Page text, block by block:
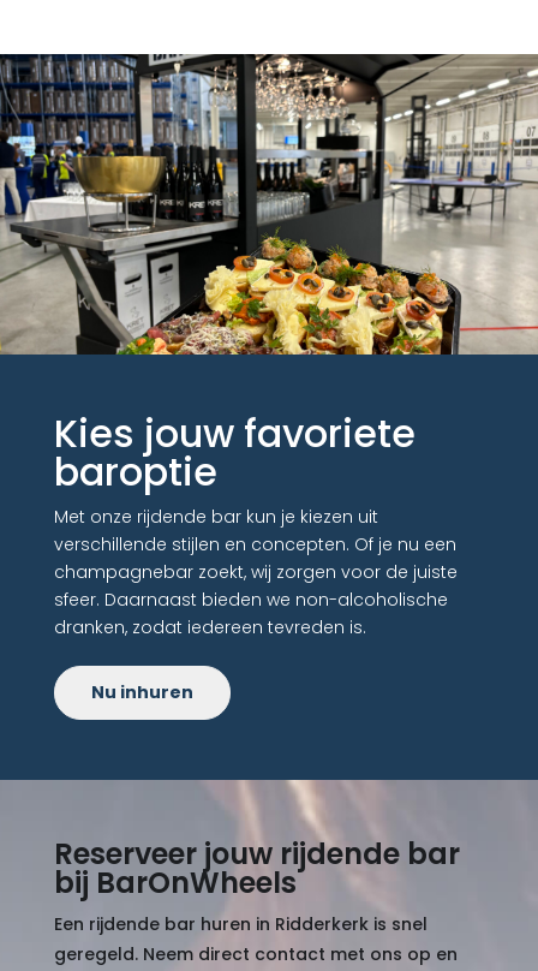
Kies jouw favoriete
baroptie
Met onze rijdende bar kun je kiezen uit
verschillende stijlen en concepten. Of je nu een
champagnebar zoekt, wij zorgen voor de juiste
sfeer. Daarnaast bieden we non-alcoholische
dranken, zodat iedereen tevreden is.
Nu inhuren
Reserveer jouw rijdende bar
bij BarOnWheels
Een rijdende bar huren in Ridderkerk is snel
geregeld. Neem direct contact met ons op en